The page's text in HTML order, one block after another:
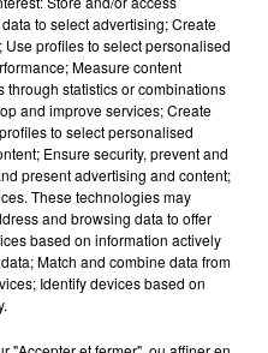
Contact
(02)
& la ville de Laon
to select advertising; Create
profiles to select personalised
Measure content
statistics or combinations
and improve services; Create
to select personalised
Ensure security, prevent and
present advertising and content;
These technologies may
and browsing data to offer
based on information actively
Match and combine data from
Identify devices based on